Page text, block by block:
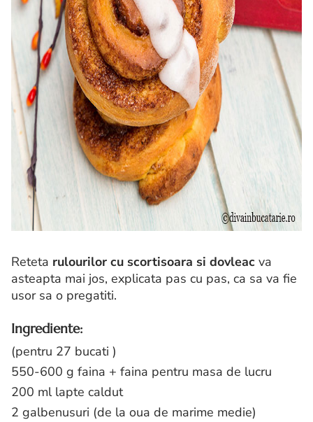
Reteta rulourilor cu scortisoara si dovleac va
asteapta mai jos, explicata pas cu pas, ca sa va fie
usor sa o pregatiti.
Ingrediente:
(pentru 27 bucati )
550-600 g faina + faina pentru masa de lucru
200 ml lapte caldut
2 galbenusuri (de la oua de marime medie)